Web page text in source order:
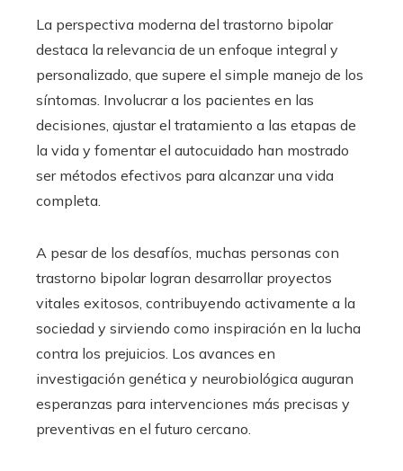
La perspectiva moderna del trastorno bipolar
destaca la relevancia de un enfoque integral y
personalizado, que supere el simple manejo de los
síntomas. Involucrar a los pacientes en las
decisiones, ajustar el tratamiento a las etapas de
la vida y fomentar el autocuidado han mostrado
ser métodos efectivos para alcanzar una vida
completa.
A pesar de los desafíos, muchas personas con
trastorno bipolar logran desarrollar proyectos
vitales exitosos, contribuyendo activamente a la
sociedad y sirviendo como inspiración en la lucha
contra los prejuicios. Los avances en
investigación genética y neurobiológica auguran
esperanzas para intervenciones más precisas y
preventivas en el futuro cercano.